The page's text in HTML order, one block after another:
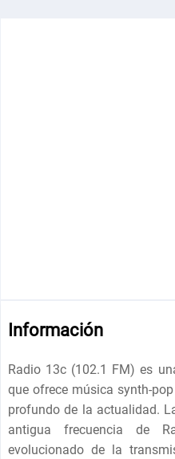
Información
Radio 13c (102.1 FM) es
que ofrece música synth-
profundo de la actualidad.
antigua frecuencia de
evolucionado de la